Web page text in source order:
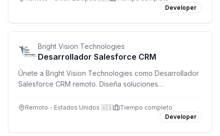
Developer
Bright Vision Technologies
Desarrollador Salesforce CRM
Únete a Bright Vision Technologies como Desarrollador
Salesforce CRM remoto. Diseña soluciones
automatización en la nube. Salario USD $100K-$130K.
Remoto - Estados Unidos 🇺🇸
Tiempo completo
Developer